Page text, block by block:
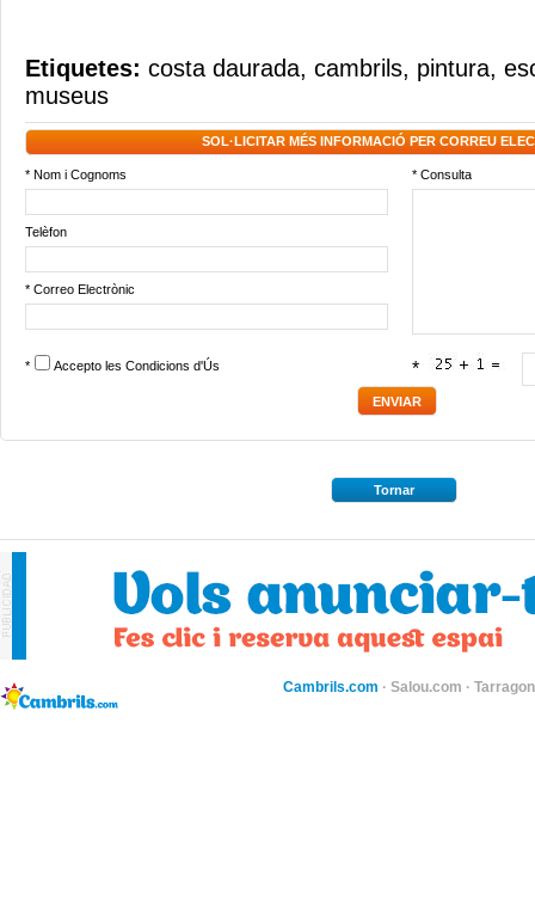
Etiquetes: costa daurada, cambrils, pintura,
museus
SOL·LICITAR MÉS INFORMACIÓ PER CORREU
* Nom i Cognoms * Consulta
Telèfon
* Correo Electrònic
* Accepto les Condicions d'Ús *
Tornar
Cambrils.com · Salou.com ·